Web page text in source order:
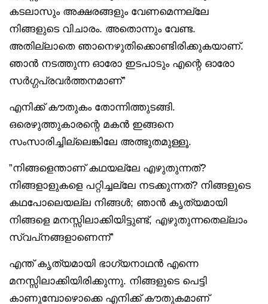
കടലാസും അക്ഷരങ്ങളും വേണമെന്നല്ലേ
നിങ്ങളുടെ വിചാരം. അതൊന്നും വേണ്ട.
അതില്ലാതെ ഞാനെഴുതിക്കൊണ്ടിരിക്കുകയാണ്.
ഞാൻ നടത്തുന്ന ഓരോ ഇടപാടും എന്റെ ഓരോ
സർഗ്ഗപ്രവർത്തനമാണ്”
എനിക്ക് കൗതുകം തോന്നിത്തുടങ്ങി.
ഒരെഴുത്തുകാരന്റെ മകൻ ഇങ്ങനെ
സംസാരിച്ചില്ലെങ്കിലേ അത്ഭുതമുള്ളൂ.
”നിങ്ങളെന്താണ് കഥയല്ലേ എഴുതുന്നത്?
നിങ്ങളാളുകളെ പറ്റിച്ചല്ലേ നടക്കുന്നത്? നിങ്ങളുടെ
കഥപോലെയല്ല നിങ്ങൾ; ഞാൻ കൃത്യമായി
നിങ്ങളെ മനസ്സിലാക്കിയിട്ടുണ്ട്, എഴുതുന്നതെല്ലാം
സ്വപ്‌നങ്ങളാണെന്ന്”
എന്ത് കൃത്യമായി ഭാഗ്യനാഥൻ എന്നെ
മനസ്സിലാക്കിയിരിക്കുന്നു. നിങ്ങളുടെ പെട്ടി
കാണുമ്പോഴൊക്കെ എനിക്ക് കൗതുകമാണ്